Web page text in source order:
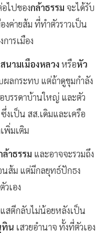
อไปของกล้าธรรม จะได้รับ
งค่ายส้ม ที่ทำตัวราวเป็น
ารเมือง
สนามเมืองหลวง หรือหัว
ผลกระทบ แต่ถ้าดูขุมกำลัง
บรรดาบ้านใหญ่ และตัว
เป็น สส.เดิมและเครือ
พิ่มเติม
าธรรม และอาจจะรวมถึง
ส้ม แต่มีกลยุทธ์ปักธง
เอง
สตีกลับไม่น้อยหลังเป็น
ทิน เสวยอำนาจ ทั้งที่ตัวเอง